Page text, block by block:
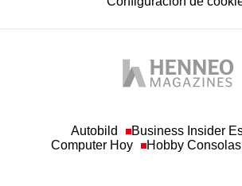
Computer Hoy
Hobby Consolas